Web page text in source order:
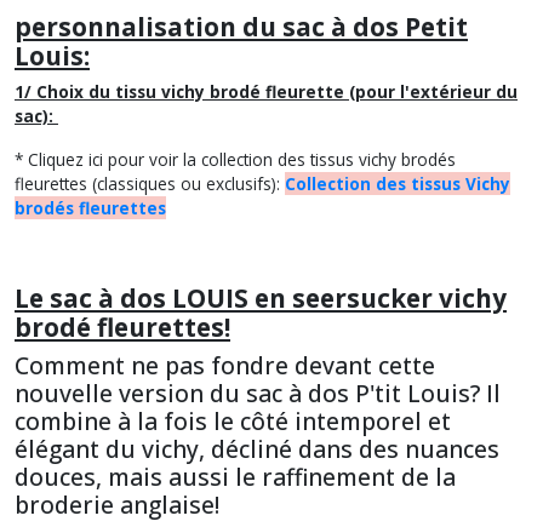
personnalisation du sac à dos Petit
Louis:
1/ Choix du tissu vichy brodé fleurette (pour l'extérieur du
sac):
* Cliquez ici pour voir la collection des tissus vichy brodés
fleurettes (classiques ou exclusifs): Collection des tissus Vichy
brodés fleurettes
Le sac à dos LOUIS en seersucker vichy
brodé fleurettes!
Comment ne pas fondre devant cette
nouvelle version du sac à dos P'tit Louis? Il
combine à la fois le côté intemporel et
élégant du vichy, décliné dans des nuances
douces, mais aussi le raffinement de la
broderie anglaise!